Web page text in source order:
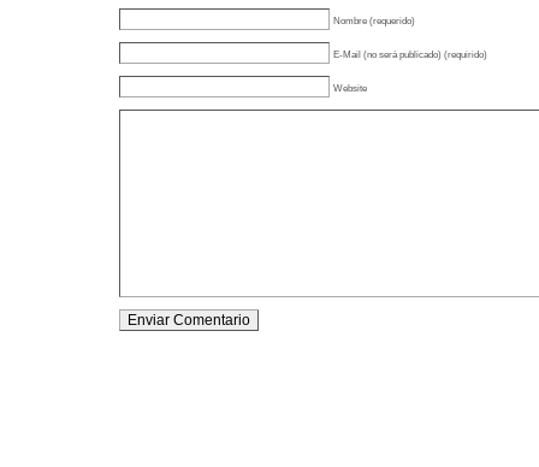
Nombre (requerido)
E-Mail (no será publicado) (requirido)
Website